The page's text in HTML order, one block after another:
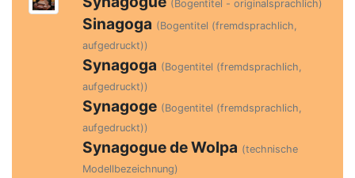
(Bogentitel - originalsprachlich)
Sinagoga (Bogentitel (fremdsprachlich,
aufgedruckt))
Synagoga (Bogentitel (fremdsprachlich,
aufgedruckt))
Synagoge (Bogentitel (fremdsprachlich,
aufgedruckt))
Synagogue de Wolpa (technische
Modellbezeichnung)